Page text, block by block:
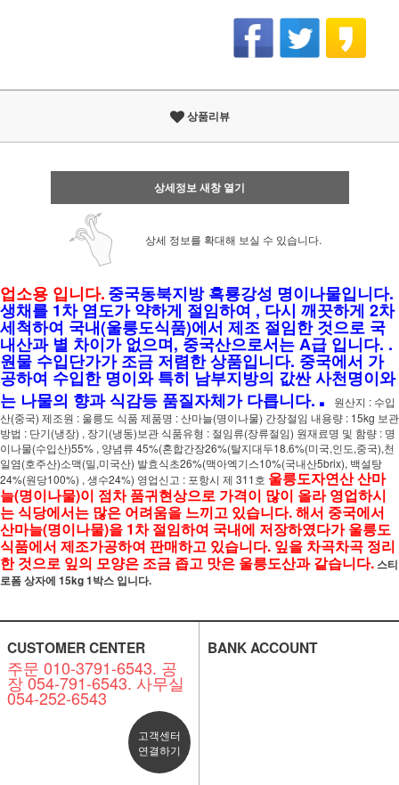
상품리뷰
상세정보 새창 열기
상세 정보를 확대해 보실 수 있습니다.
업소용 입니다.중국동북지방 흑룡강성 명이나물입니다.
생채를 1차 염도가 약하게 절임하여 , 다시 깨끗하게 2차
세척하여 국내(울릉도식품)에서 제조 절임한 것으로 국
내산과 별 차이가 없으며, 중국산으로서는 A급 입니다. .
원물 수입단가가 조금 저렴한 상품입니다. 중국에서 가
공하여 수입한 명이와 특히 남부지방의 값싼 사천명이와
는 나물의 향과 식감등 품질자체가 다릅니다..원산지 : 수입
산(중국) 제조원 : 울릉도 식품 제품명 : 산마늘(명이나물) 간장절임 내용량 : 15kg 보관
방법 : 단기(냉장) , 장기(냉동)보관 식품유형 : 절임류(장류절임) 원재료명 및 함량 : 명
이나물(수입산)55% , 양념류 45%(혼합간장26%(탈지대두18.6%(미국,인도,중국),천
일염(호주산)소맥(밀,미국산) 발효식초26%(맥아엑기스10%(국내산5brix), 백설탕
24%(원당100%) , 생수24%) 영업신고 : 포항시 제 311호 울릉도자연산 산마
늘(명이나물)이 점차 품귀현상으로 가격이 많이 올라 영업하시
는 식당에서는 많은 어려움을 느끼고 있습니다. 해서 중국에서
산마늘(명이나물)을 1차 절임하여 국내에 저장하였다가 울릉도
식품에서 제조가공하여 판매하고 있습니다. 잎을 차곡차곡 정리
한 것으로 잎의 모양은 조금 좁고 맛은 울릉도산과 같습니다. 스티
로폼 상자에 15kg 1박스 입니다.
CUSTOMER CENTER
주문 010-3791-6543. 공
장 054-791-6543. 사무실
054-252-6543
고객센터
연결하기
BANK ACCOUNT